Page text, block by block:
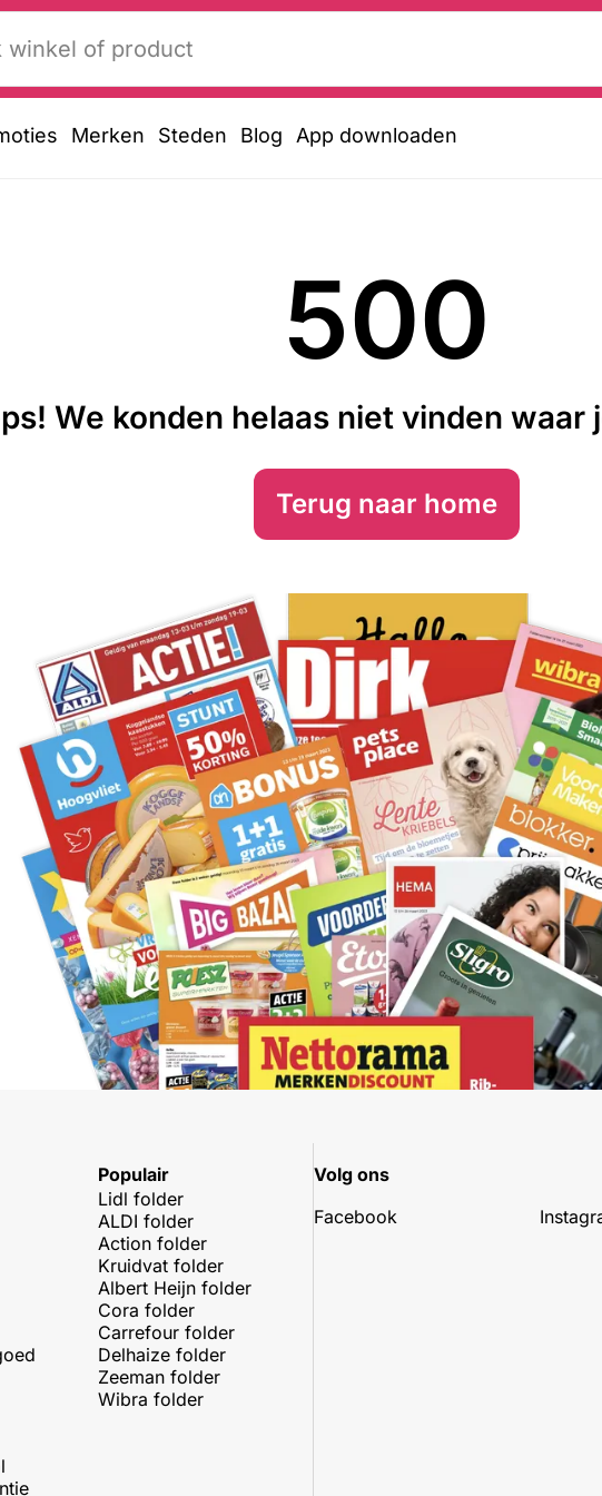
Merken Steden Blog App downloaden
500
We konden helaas niet vinden waar
Terug naar home
Populair
Lidl folder
ALDI folder
Action folder
Kruidvat folder
Albert Heijn folder
Cora folder
Carrefour folder
Delhaize folder
Zeeman folder
Wibra folder
Volg ons
Facebook